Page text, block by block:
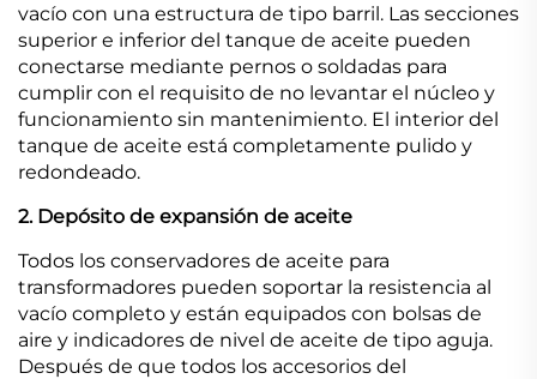
vacío con una estructura de tipo barril. Las secciones
superior e inferior del tanque de aceite pueden
conectarse mediante pernos o soldadas para
cumplir con el requisito de no levantar el núcleo y
funcionamiento sin mantenimiento. El interior del
tanque de aceite está completamente pulido y
redondeado.
2. Depósito de expansión de aceite
Todos los conservadores de aceite para
transformadores pueden soportar la resistencia al
vacío completo y están equipados con bolsas de
aire y indicadores de nivel de aceite de tipo aguja.
Después de que todos los accesorios del